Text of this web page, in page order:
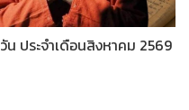
ประจำเดือนสิงหาคม 2569